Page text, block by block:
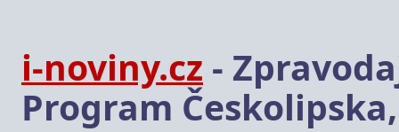
i-noviny.cz -
Program